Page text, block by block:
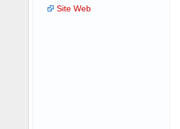
Site Web